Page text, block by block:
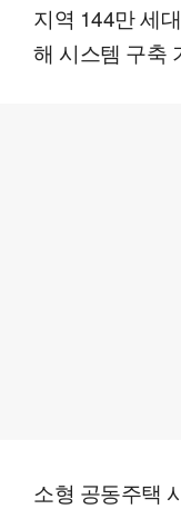
지역 144만 세
해 시스템 구축
소형 공동주택